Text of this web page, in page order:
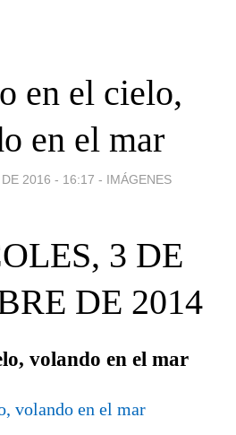
en el cielo,
en el mar
2016 - 16:17 - IMÁGENES
3 DE
DE 2014
volando en el mar